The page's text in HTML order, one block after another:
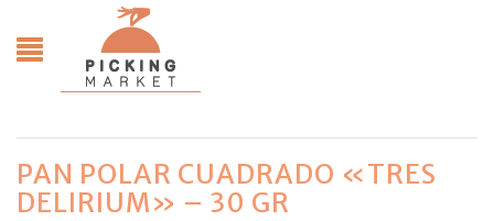
PAN POLAR CUADRADO «TRES
DELIRIUM» – 30 GR